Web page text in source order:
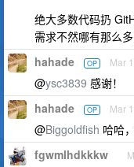
绝大多数代码扔
需求不然哪有那么
hahade OP Mar
@ysc3839 感谢！
hahade OP Mar
@Biggoldfish 哈哈
fgwmlhdkkkw